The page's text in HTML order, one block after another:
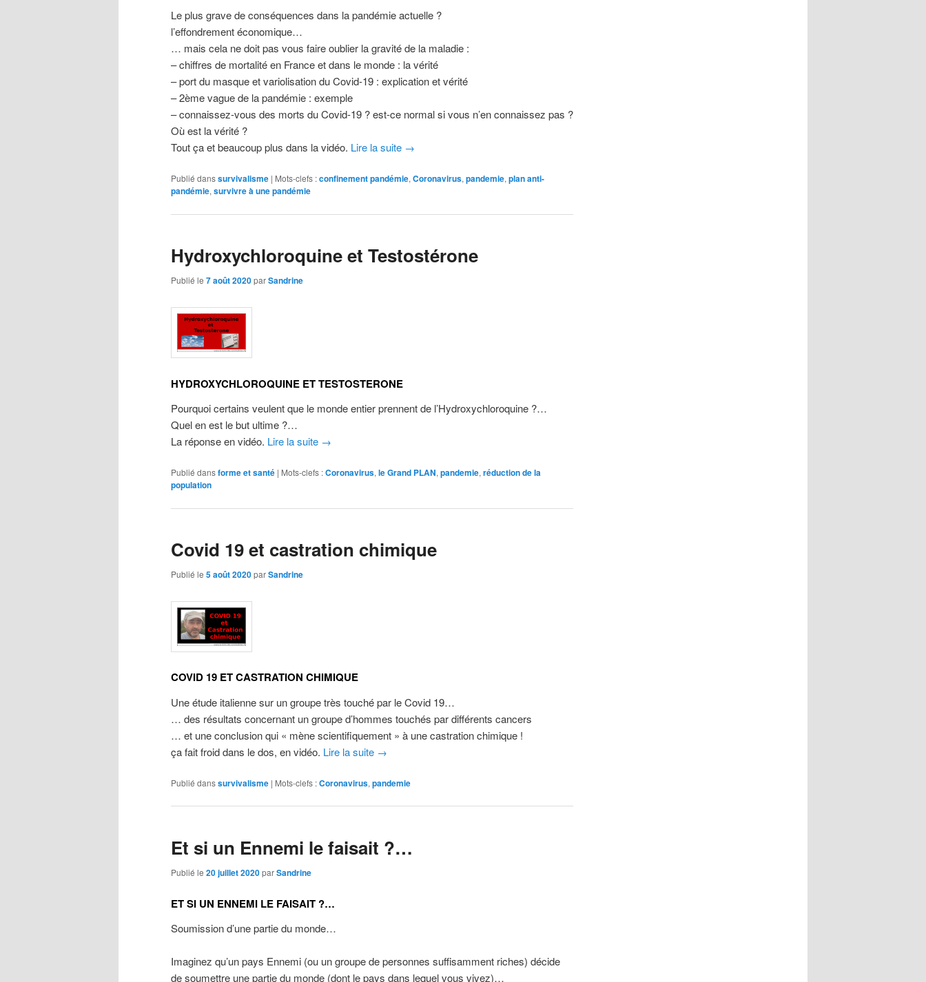
Le plus grave de conséquences dans la pandémie actuelle ?
l’effondrement économique…
… mais cela ne doit pas vous faire oublier la gravité de la maladie :
– chiffres de mortalité en France et dans le monde : la vérité
– port du masque et variolisation du Covid-19 : explication et vérité
– 2ème vague de la pandémie : exemple
– connaissez-vous des morts du Covid-19 ? est-ce normal si vous n’en connaissez pas ?
Où est la vérité ?
Tout ça et beaucoup plus dans la vidéo. Lire la suite →
Publié danssurvivalisme | Mots-clefs :confinement pandémie, Coronavirus, pandemie, plan anti-
pandémie, survivre à une pandémie
Hydroxychloroquine et Testostérone
Publié le 7 août 2020parSandrine
HYDROXYCHLOROQUINE ET TESTOSTERONE
Pourquoi certains veulent que le monde entier prennent de l’Hydroxychloroquine ?…
Quel en est le but ultime ?…
La réponse en vidéo. Lire la suite →
Publié dansforme et santé | Mots-clefs :Coronavirus, le Grand PLAN, pandemie, réduction de la
population
Covid 19 et castration chimique
Publié le 5 août 2020parSandrine
COVID 19 ET CASTRATION CHIMIQUE
Une étude italienne sur un groupe très touché par le Covid 19…
… des résultats concernant un groupe d’hommes touchés par différents cancers
… et une conclusion qui « mène scientifiquement » à une castration chimique !
ça fait froid dans le dos, en vidéo. Lire la suite →
Publié danssurvivalisme | Mots-clefs :Coronavirus, pandemie
Et si un Ennemi le faisait ?…
Publié le 20 juillet 2020parSandrine
ET SI UN ENNEMI LE FAISAIT ?…
Soumission d’une partie du monde…
Imaginez qu’un pays Ennemi (ou un groupe de personnes suffisamment riches) décide
de soumettre une partie du monde (dont le pays dans lequel vous vivez)…